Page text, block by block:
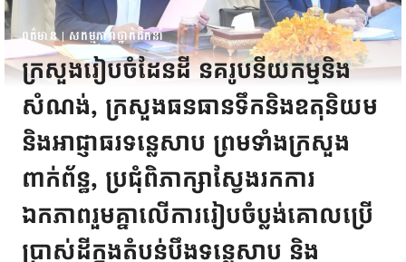
ពត៌មាន|សកម្មភាពថ្នាក់ដឹកនាំ
ក្រសួងរៀបចំដែនដី នគរូបនីយកម្មនិង
សំណង់, ក្រសួងធនធានទឹកនិងឧតុនិយម
និងអាជ្ញាធរទន្លេសាប ព្រមទាំងក្រសួង
ពាក់ព័ន្ធ, ប្រជុំពិភាក្សាស្វែងរកការ
ឯកភាពរួមគ្នាលើការរៀបចំប្លង់គោលប្រើ
ប្រាស់ដីក្នុងតំបន់បឹងទន្លេសាប និង